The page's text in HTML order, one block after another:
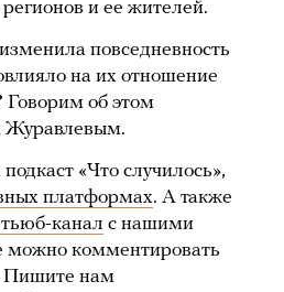
и ее жителей.
повседневность
на их отношение
Говорим об этом
Журавлевым.
«Что случилось»,
платформах. А также
канал с нашими
можно комментировать
Пишите нам